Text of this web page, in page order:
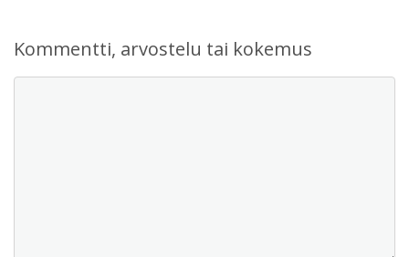
Kommentti, arvostelu tai kokemus